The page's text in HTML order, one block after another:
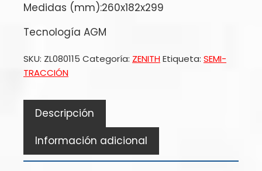
Medidas (mm):260x182x299
Tecnología AGM
SKU: ZL080115 Categoría: ZENITHEtiqueta: SEMI-
TRACCIÓN
Descripción
Información adicional